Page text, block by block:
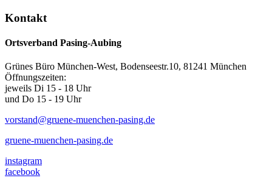
Kontakt
Ortsverband Pasing-Aubing
Grünes Büro München-West, Bodenseestr.10, 81241 München
Öffnungszeiten:
jeweils Di 15 - 18 Uhr
und Do 15 - 19 Uhr
vorstand@gruene-muenchen-pasing.de
gruene-muenchen-pasing.de
instagram
facebook